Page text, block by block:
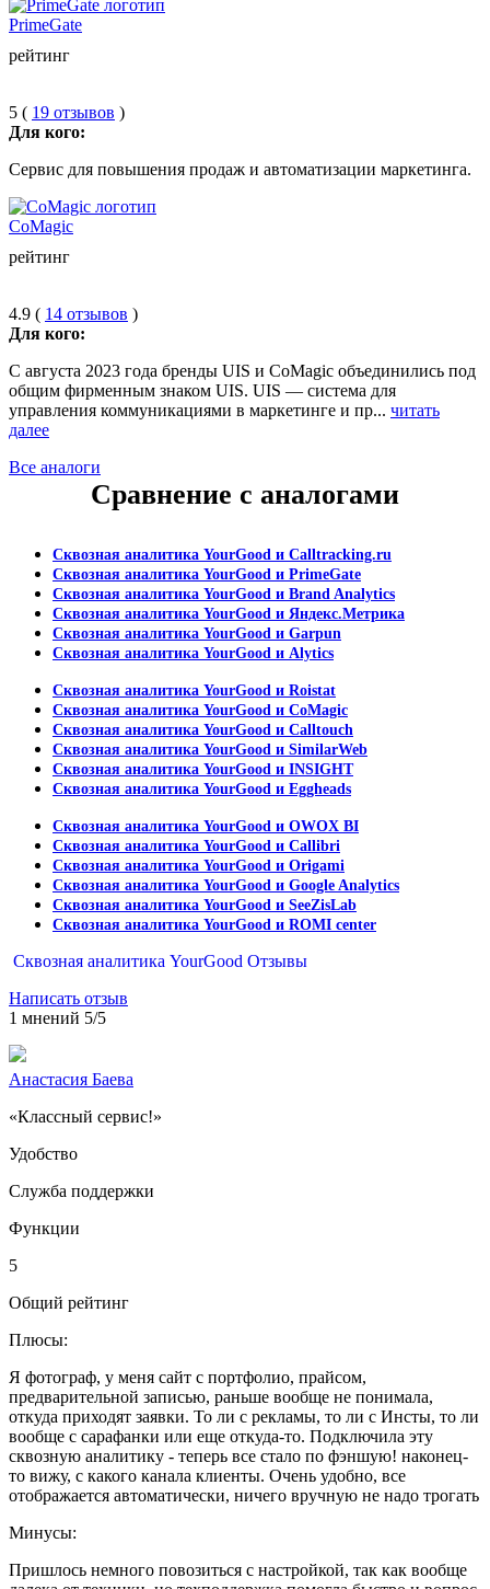
PrimeGate
рейтинг
5 ( 19 отзывов )
Для кого:
Сервис для повышения продаж и автоматизации маркетинга.
CoMagic
рейтинг
4.9 ( 14 отзывов )
Для кого:
С августа 2023 года бренды UIS и CoMagic объединились под
общим фирменным знаком UIS. UIS — система для
управления коммуникациями в маркетинге и пр... читать
далее
Все аналоги
Сравнение с аналогами
Сквозная аналитика YourGood и Calltracking.ru
Сквозная аналитика YourGood и PrimeGate
Сквозная аналитика YourGood и Brand Analytics
Сквозная аналитика YourGood и Яндекс.Метрика
Сквозная аналитика YourGood и Garpun
Сквозная аналитика YourGood и Alytics
Сквозная аналитика YourGood и Roistat
Сквозная аналитика YourGood и CoMagic
Сквозная аналитика YourGood и Calltouch
Сквозная аналитика YourGood и SimilarWeb
Сквозная аналитика YourGood и INSIGHT
Сквозная аналитика YourGood и Eggheads
Сквозная аналитика YourGood и OWOX BI
Сквозная аналитика YourGood и Callibri
Сквозная аналитика YourGood и Origami
Сквозная аналитика YourGood и Google Analytics
Сквозная аналитика YourGood и SeeZisLab
Сквозная аналитика YourGood и ROMI center
Сквозная аналитика YourGood Отзывы
Написать отзыв
1 мнений 5/5
Анастасия Баева
«Классный сервис!»
Удобство
Служба поддержки
Функции
5
Общий рейтинг
Плюсы:
Я фотограф, у меня сайт с портфолио, прайсом,
предварительной записью, раньше вообще не понимала,
откуда приходят заявки. То ли с рекламы, то ли с Инсты, то ли
вообще с сарафанки или еще откуда-то. Подключила эту
сквозную аналитику - теперь все стало по фэншую! наконец-
то вижу, с какого канала клиенты. Очень удобно, все
отображается автоматически, ничего вручную не надо трогать
Минусы:
Пришлось немного повозиться с настройкой, так как вообще